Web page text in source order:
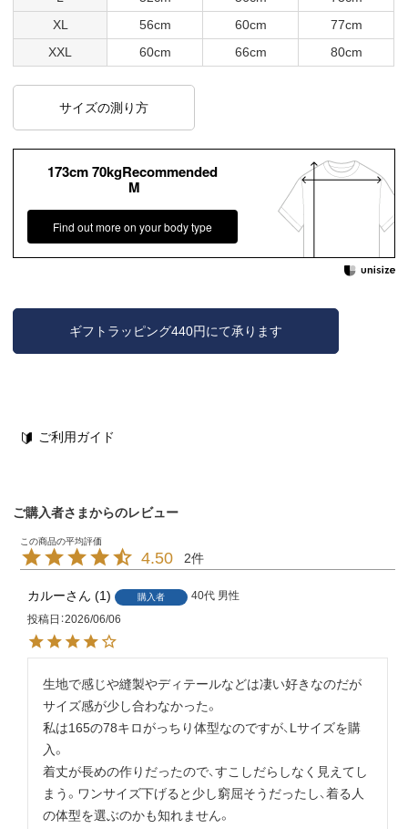
XL
56cm 60cm
77cm
XXL
60cm 66cm 80cm
サイズの測り方
173cm 70kgRecommended
M
Find out more on your body type
ギフトラッピング440円にて承ります
ご利用ガイド
ご購入者さまからのレビュー
4.50 2
カルー 1 購入者 40代 男性
投稿日 2026/06/06
生地で感じや縫製やディテールなどは凄い好きなのだが
サイズ感が少し合わなかった。
私は165の78キロがっちり体型なのですが、Lサイズを購
入。
着丈が長めの作りだったので、すこしだらしなく見えてし
まう。ワンサイズ下げると少し窮屈そうだったし、着る人
の体型を選ぶのかも知れません。